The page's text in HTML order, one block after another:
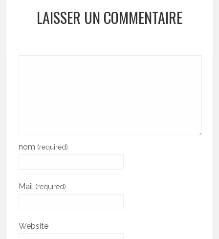
LAISSER UN COMMENTAIRE
nom (required)
Mail (required)
Website